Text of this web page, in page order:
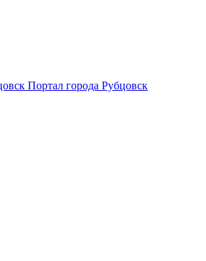
Портал города Рубцовск